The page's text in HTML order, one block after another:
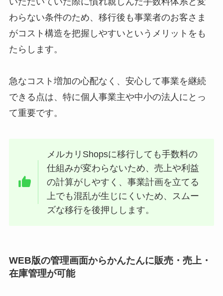
わらない条件のため、移行後も事業者のお客さま
がコスト構造を把握しやすいというメリットをも
たらします。
急なコスト増加の心配なく、安心して事業を継続
できる点は、特に個人事業主や中小の法人にとっ
て重要です。
メルカリShopsに移行しても手数料の
仕組みが変わらないため、売上や利益
の計算がしやすく、事業計画を立てる
上でも混乱が生じにくいため、スムー
ズな移行を後押しします。
WEB版の管理画面からかんたんに販売・売上・
在庫管理が可能